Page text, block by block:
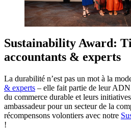
Sustainability Award:
accountants & experts
La durabilité n’est pas un mot à la
& experts – elle fait partie de leur
du commerce durable et leurs
ambassadeur pour un secteur de la
récompensons volontiers avec notre
!